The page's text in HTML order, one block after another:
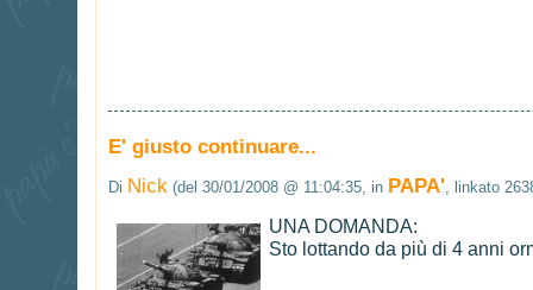
E' giusto continuare...
Di Nick(del 30/01/2008 @ 11:04:35, in PAPA', linkato
UNA DOMANDA:
Sto lottando da più di 4 anni